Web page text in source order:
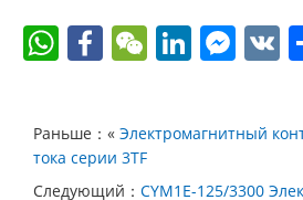
W
s
A
F
e
b
W
h
at
Li
e
dI
F
e
b
V
Раньше：« Электромагнитный
тока серии 3TF
Следующий： CYM1E-125/3300